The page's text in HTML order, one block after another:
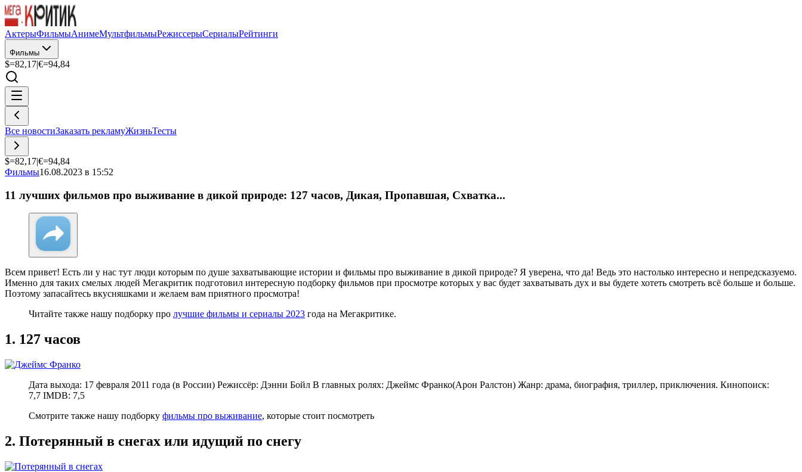
АктерыФильмыАнимеМультфильмыРежиссерыСериалыРейтинги
Фильмы
$=82,17|€=94,84
Все новостиЗаказать рекламуЖизньТесты
$=82,17|€=94,84
Фильмы16.08.2023 в 15:52
11 лучших фильмов про выживание в дикой природе: 127 часов, Дикая, Пропавшая, Схватка...
Всем привет! Есть ли у нас тут люди которым по душе захватывающие истории и фильмы про выживание в дикой природе? Я уверена, что да! Ведь это настолько интересно и непредсказуемо.
Именно для таких смелых людей Мегакритик подготовил интересную подборку фильмов при просмотре которых у вас будет захватывать дух и вы будете хотеть смотреть всё больше и больше.
Поэтому запасайтесь вкусняшками и желаем вам приятного просмотра!
Читайте также нашу подборку про лучшие фильмы и сериалы 2023 года на Мегакритике.
1. 127 часов
Дата выхода: 17 февраля 2011 года (в России) Режиссёр: Дэнни Бойл В главных ролях: Джеймс Франко(Арон Ралстон) Жанр: драма, биография, триллер, приключения. Кинопоиск:
7,7 IMDB: 7,5
Смотрите также нашу подборку фильмы про выживание, которые стоит посмотреть
2. Потерянный в снегах или идущий по снегу